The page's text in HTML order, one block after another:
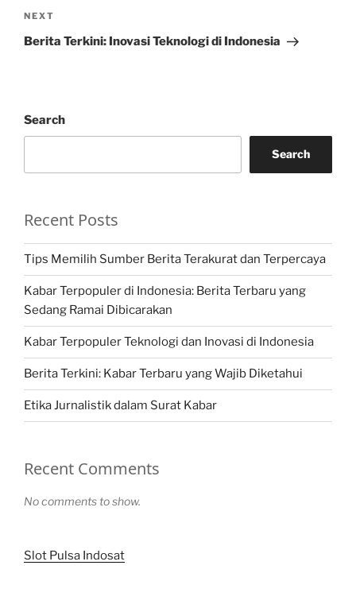
Next
Post
NEXT
Berita Terkini: Inovasi Teknologi di Indonesia
Search
Search
Recent Posts
Tips Memilih Sumber Berita Terakurat dan Terpercaya
Kabar Terpopuler di Indonesia: Berita Terbaru yang
Sedang Ramai Dibicarakan
Kabar Terpopuler Teknologi dan Inovasi di Indonesia
Berita Terkini: Kabar Terbaru yang Wajib Diketahui
Etika Jurnalistik dalam Surat Kabar
Recent Comments
No comments to show.
Slot Pulsa Indosat